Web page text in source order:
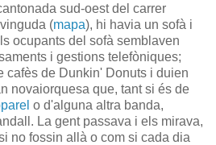
sud-oest del carrer
(mapa), hi havia un sofà i
ocupants del sofà semblaven
i gestions telefòniques;
cafès de Dunkin' Donuts i duien
novaiorquesa que, tant si és de
o d'alguna altra banda,
La gent passava i els mirava,
no fossin allà o com si cada dia